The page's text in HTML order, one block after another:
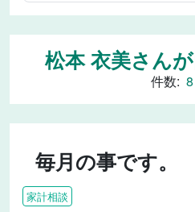
松本 衣美さん
件数: 8
毎月の事です。
家計相談